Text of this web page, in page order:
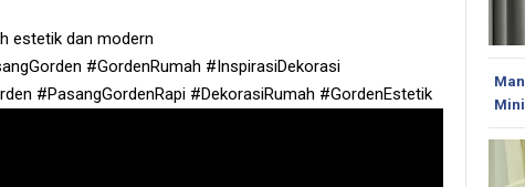
estetik dan modern
#GordenRumah #InspirasiDekorasi
#PasangGordenRapi #DekorasiRumah #GordenEstetik